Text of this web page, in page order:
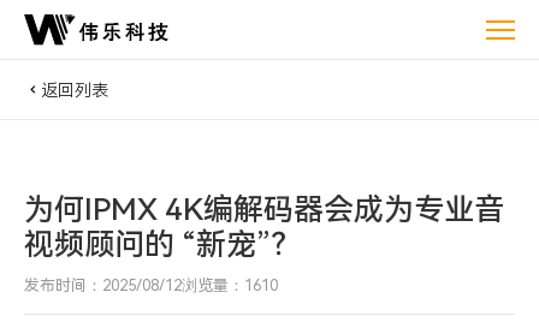
IPMX返回列表
为何IPMX 4K编解码器会成为专业音
视频顾问的 “新宠”？
发布时间：2025/08/12浏览量：1610